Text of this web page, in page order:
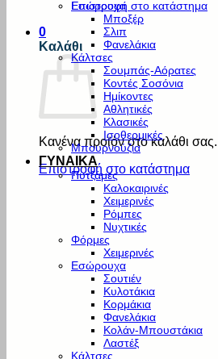
Επιστροφή στο κατάστημα
0
Καλάθι
Κανένα προϊόν στο καλάθι σας.
Επιστροφή στο κατάστημα
Εσώρουχα
Μποξέρ
Σλιπ
Φανελάκια
Κάλτσες
Σουμπάς-Αόρατες
Κοντές Σοσόνια
Ημίκοντες
Αθλητικές
Κλασικές
Ισοθερμικές
Μπουρνούζια
ΓΥΝΑΙΚΑ
Πυτζάμες
Καλοκαιρινές
Χειμερινές
Ρόμπες
Νυχτικές
Φόρμες
Χειμερινές
Εσώρουχα
Σουτιέν
Κυλοτάκια
Κορμάκια
Φανελάκια
Κολάν-Μπουστάκια
Λαστέξ
Κάλτσες